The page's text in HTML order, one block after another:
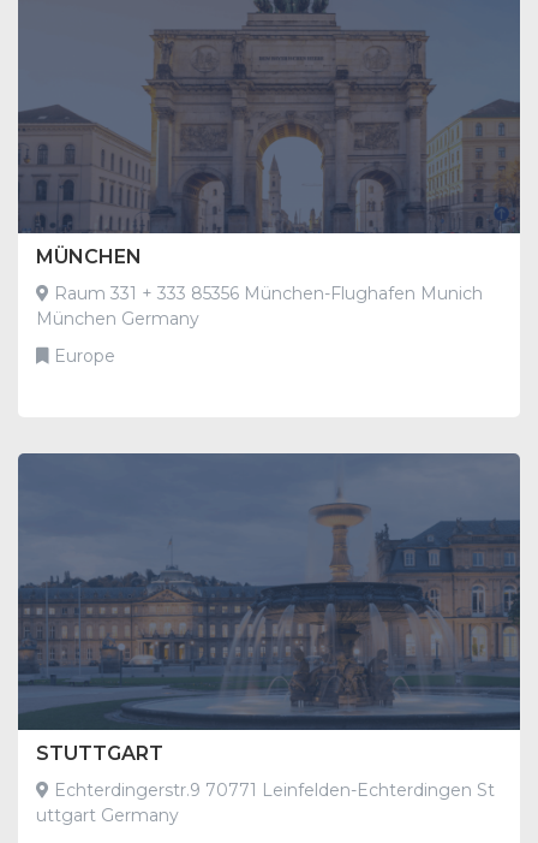
MÜNCHEN
Raum 331 + 333 85356 München-Flughafen Munich
München Germany
Europe
STUTTGART
Echterdingerstr.9 70771 Leinfelden-Echterdingen St
uttgart Germany